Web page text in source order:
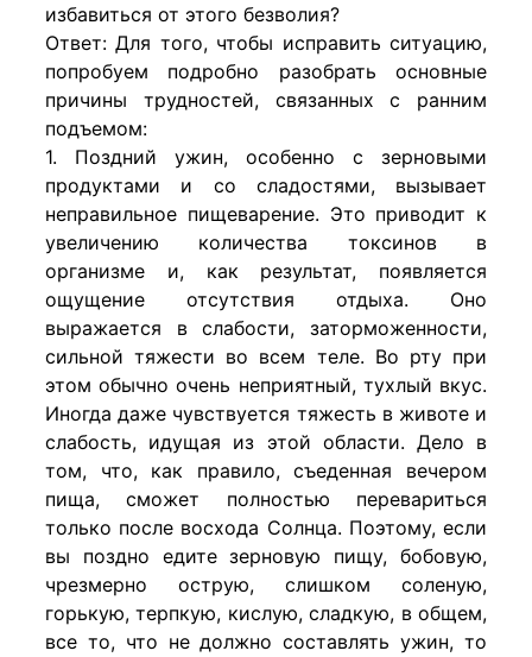
избавиться от этого безволия?
Ответ: Для того, чтобы исправить ситуацию,
попробуем подробно разобрать основные
причины трудностей, связанных с ранним
подъемом:
1. Поздний ужин, особенно с зерновыми
продуктами и со сладостями, вызывает
неправильное пищеварение. Это приводит к
увеличению количества токсинов в
организме и, как результат, появляется
ощущение отсутствия отдыха. Оно
выражается в слабости, заторможенности,
сильной тяжести во всем теле. Во рту при
этом обычно очень неприятный, тухлый вкус.
Иногда даже чувствуется тяжесть в животе и
слабость, идущая из этой области. Дело в
том, что, как правило, съеденная вечером
пища, сможет полностью перевариться
только после восхода Солнца. Поэтому, если
вы поздно едите зерновую пищу, бобовую,
чрезмерно острую, слишком соленую,
горькую, терпкую, кислую, сладкую, в общем,
все то, что не должно составлять ужин, то